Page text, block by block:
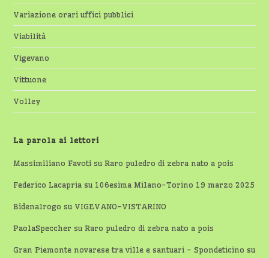
Variazione orari uffici pubblici
Viabilità
Vigevano
Vittuone
Volley
La parola ai lettori
Massimiliano Favoti suRaro puledro di zebra nato a pois
Federico Lacapria su 106esima Milano-Torino 19 marzo 2025
Bidenalrogo su VIGEVANO-VISTARINO
PaolaSpeccher suRaro puledro di zebra nato a pois
Gran Piemonte novarese tra ville e santuari - Spondeticino su